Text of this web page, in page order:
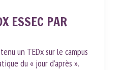
ESSEC PAR
un TEDx sur le campus
du « jour d’après ».